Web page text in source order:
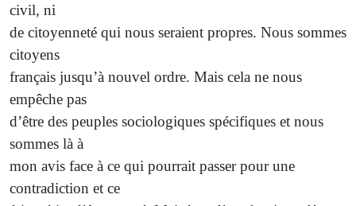
civil, ni
de citoyenneté qui nous seraient propres. Nous sommes
citoyens
français jusqu’à nouvel ordre. Mais cela ne nous
empêche pas
d’être des peuples sociologiques spécifiques et nous
sommes là à
mon avis face à ce qui pourrait passer pour une
contradiction et ce